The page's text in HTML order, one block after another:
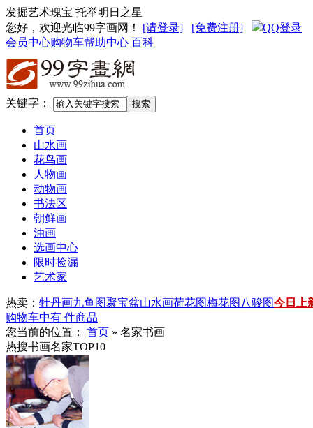
发掘艺术瑰宝 托举明日之星
您好，欢迎光临99字画网 ！ [请登录] [免费注册]
QQ登录
会员中心购物车帮助中心 百科
关键字：
首页
山水画
花鸟画
人物画
动物画
书法区
朝鲜画
油画
选画中心
限时捡漏
艺术家
热卖： 牡丹画九鱼图聚宝盆山水画荷花图梅花图 八骏图今日上
购物车中有 件商品
您当前的位置： 首页 » 名家书画
热搜书画名家TOP10